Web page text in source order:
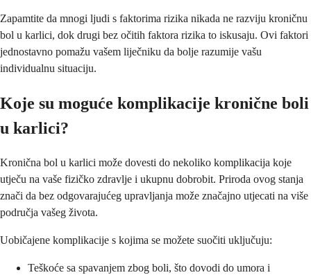
Zapamtite da mnogi ljudi s faktorima rizika nikada ne razviju kroničnu
bol u karlici, dok drugi bez očitih faktora rizika to iskusaju. Ovi faktori
jednostavno pomažu vašem liječniku da bolje razumije vašu
individualnu situaciju.
Koje su moguće komplikacije kronične boli
u karlici?
Kronična bol u karlici može dovesti do nekoliko komplikacija koje
utječu na vaše fizičko zdravlje i ukupnu dobrobit. Priroda ovog stanja
znači da bez odgovarajućeg upravljanja može značajno utjecati na više
područja vašeg života.
Uobičajene komplikacije s kojima se možete suočiti uključuju:
Teškoće sa spavanjem zbog boli, što dovodi do umora i